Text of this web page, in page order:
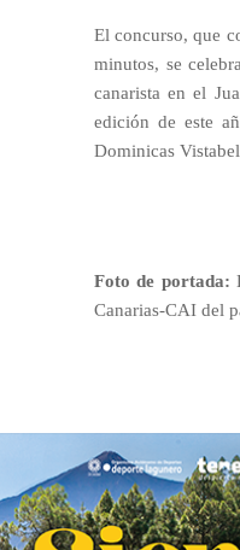
El concurso, que
minutos, se
canarista en el
edición de este
Dominicas
Foto de portada:
Canarias-CAI del